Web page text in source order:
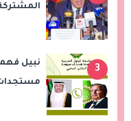
3
نبيل
مستجدات